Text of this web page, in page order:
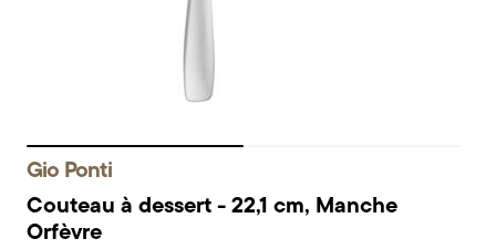
Gio Ponti
Couteau à dessert - 22,1 cm, Manche
Orfèvre